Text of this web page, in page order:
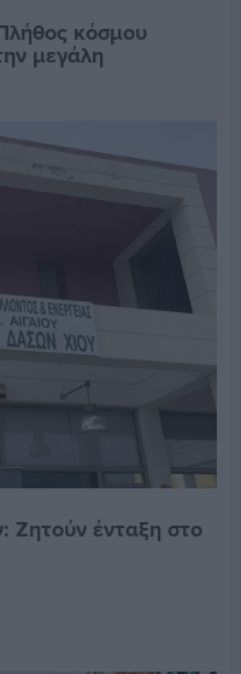
κόσμου
μεγάλη
Ζητούν ένταξη στο